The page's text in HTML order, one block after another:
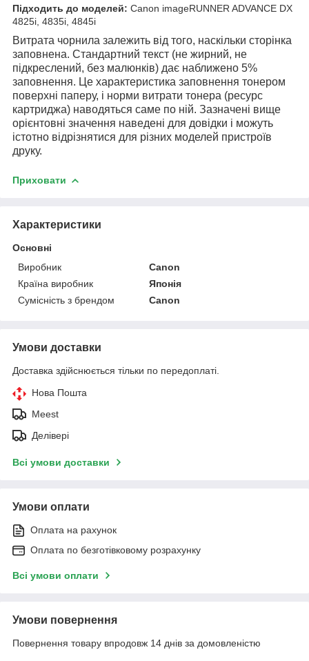
Підходить до моделей: Canon imageRUNNER ADVANCE DX
4825i, 4835i, 4845i
Витрата чорнила залежить від того, наскільки сторінка
заповнена. Стандартний текст (не жирний, не
підкреслений, без малюнків) дає наближено 5%
заповнення. Це характеристика заповнення тонером
поверхні паперу, і норми витрати тонера (ресурс
картриджа) наводяться саме по ній. Зазначені вище
орієнтовні значення наведені для довідки і можуть
істотно відрізнятися для різних моделей пристроїв
друку.
Приховати
Характеристики
Основні
Виробник
Canon
Країна виробник
Японія
Сумісність з брендом
Canon
Умови доставки
Доставка здійснюється тільки по передоплаті.
Нова Пошта
Meest
Делівері
Всі умови доставки
Умови оплати
Оплата на рахунок
Оплата по безготівковому розрахунку
Всі умови оплати
Умови повернення
Повернення товару впродовж 14 днів за домовленістю